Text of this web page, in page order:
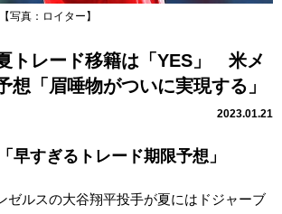
写真：ロイター】
トレード移籍は「YES」 米メ
想「眉唾物がついに実現する」
2023.01.21
早すぎるトレード期限予想」
ルスの大谷翔平投手が夏にはドジャーブ